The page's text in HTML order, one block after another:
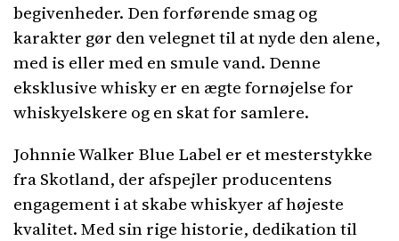
begivenheder. Den forførende smag og
karakter gør den velegnet til at nyde den alene,
med is eller med en smule vand. Denne
eksklusive whisky er en ægte fornøjelse for
whiskyelskere og en skat for samlere.
Johnnie Walker Blue Label er et mesterstykke
fra Skotland, der afspejler producentens
engagement i at skabe whiskyer af højeste
kvalitet. Med sin rige historie, dedikation til